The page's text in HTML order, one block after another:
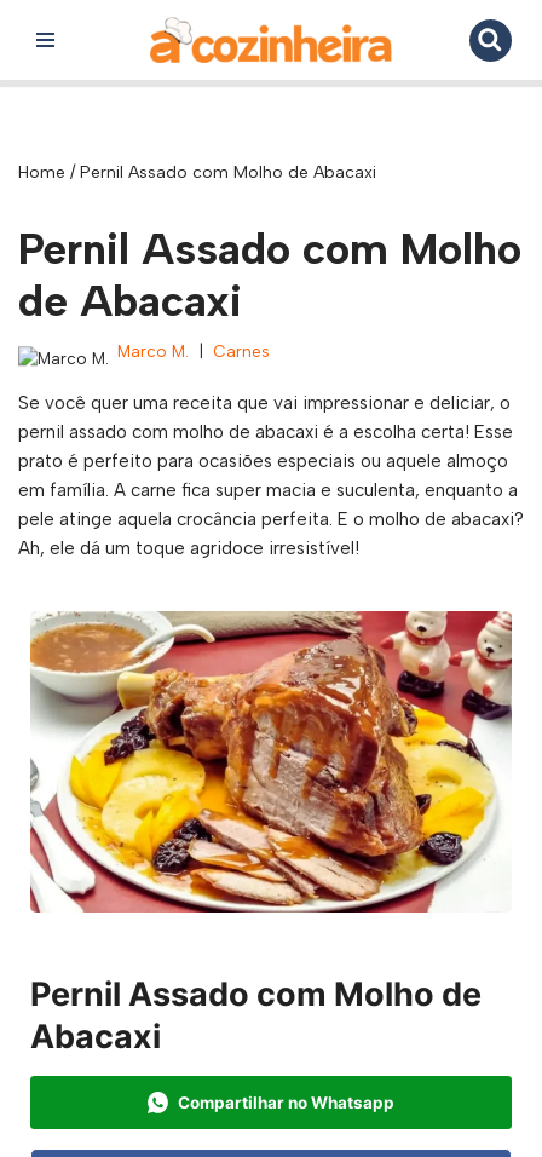
para
Home /Pernil Assado com Molho de Abacaxi
Pernil Assado com Molho
de Abacaxi
Marco M. Carnes
Se você quer uma receita que vai impressionar e deliciar, o
pernil assado com molho de abacaxi é a escolha certa! Esse
prato é perfeito para ocasiões especiais ou aquele almoço
em família. A carne fica super macia e suculenta, enquanto a
pele atinge aquela crocância perfeita. E o molho de abacaxi?
Ah, ele dá um toque agridoce irresistível!
Pernil Assado com Molho de
Abacaxi
Compartilhar no Whatsapp